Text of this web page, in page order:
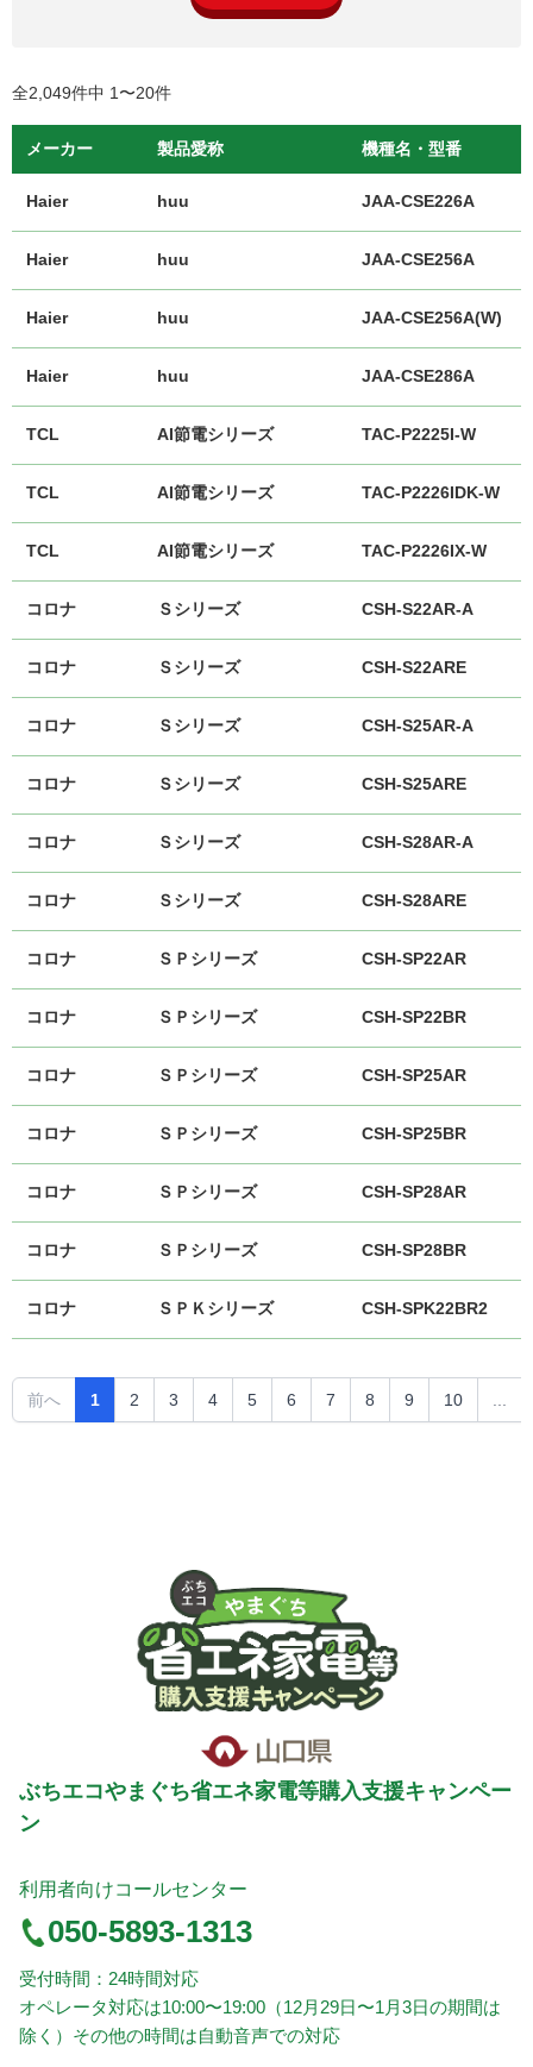
全2,049件中 1〜20件
メーカー 製品愛称 機種名・型番
Haier huu JAA-CSE226A
Haier huu JAA-CSE256A
Haier huu JAA-CSE256A(W)
Haier huu JAA-CSE286A
TCL AI節電シリーズ TAC-P2225I-W
TCL AI節電シリーズ TAC-P2226IDK-W
TCL AI節電シリーズ TAC-P2226IX-W
コロナ Ｓシリーズ CSH-S22AR-A
コロナ Ｓシリーズ CSH-S22ARE
コロナ Ｓシリーズ CSH-S25AR-A
コロナ Ｓシリーズ CSH-S25ARE
コロナ Ｓシリーズ CSH-S28AR-A
コロナ Ｓシリーズ CSH-S28ARE
コロナ ＳＰシリーズ CSH-SP22AR
コロナ ＳＰシリーズ CSH-SP22BR
コロナ ＳＰシリーズ CSH-SP25AR
コロナ ＳＰシリーズ CSH-SP25BR
コロナ ＳＰシリーズ CSH-SP28AR
コロナ ＳＰシリーズ CSH-SP28BR
コロナ ＳＰＫシリーズ CSH-SPK22BR2
前へ 1 2 3 4 5 6 7 8 9 10
ぶちエコやまぐち省エネ家電等購入支援キャンペー
ン
利用者向けコールセンター
050-5893-1313
受付時間：24時間対応
オペレータ対応は10:00〜19:00（12月29日〜1月3日の期間は
除く）その他の時間は自動音声での対応